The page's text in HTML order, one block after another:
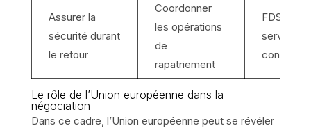
Assurer la
sécurité durant
le retour
Coordonner
les opérations
de
rapatriement
FDS et
services
Le rôle de l’Union européenne dans la
négociation
Dans ce cadre, l’Union européenne peut se révéler